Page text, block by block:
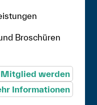
Broschüren
Mitglied werden
Informationen